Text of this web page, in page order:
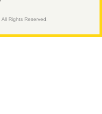
Rights Reserved.